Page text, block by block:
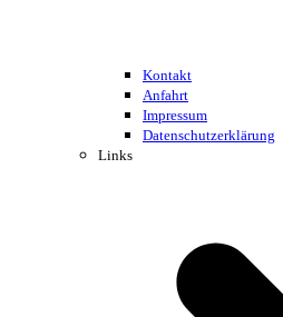
Kontakt
Anfahrt
Impressum
Datenschutzerklärung
Links